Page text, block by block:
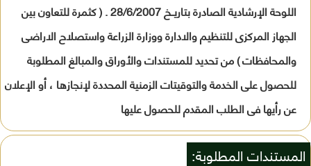
اللوحة الإرشادية الصادرة بتاريــخ 28/6/2007 . ( كثمرة للتعاون بين
الجهاز المركزى للتنظيم والادارة ووزارة الزراعة واستصلاح الاراضى
والمحافظات ) من تحديد للمستندات والأوراق والمبالغ المطلوبة
للحصول على الخدمة والتوقيتات الزمنية المحددة لإنجازها ، أو الإعلان
عن رأيها فى الطلب المقدم للحصول عليها
المستندات المطلوبة: